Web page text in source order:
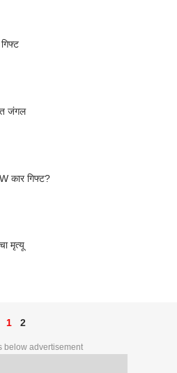
जंगल
कार गिफ्ट?
मृत्यू
1 2
below advertisement